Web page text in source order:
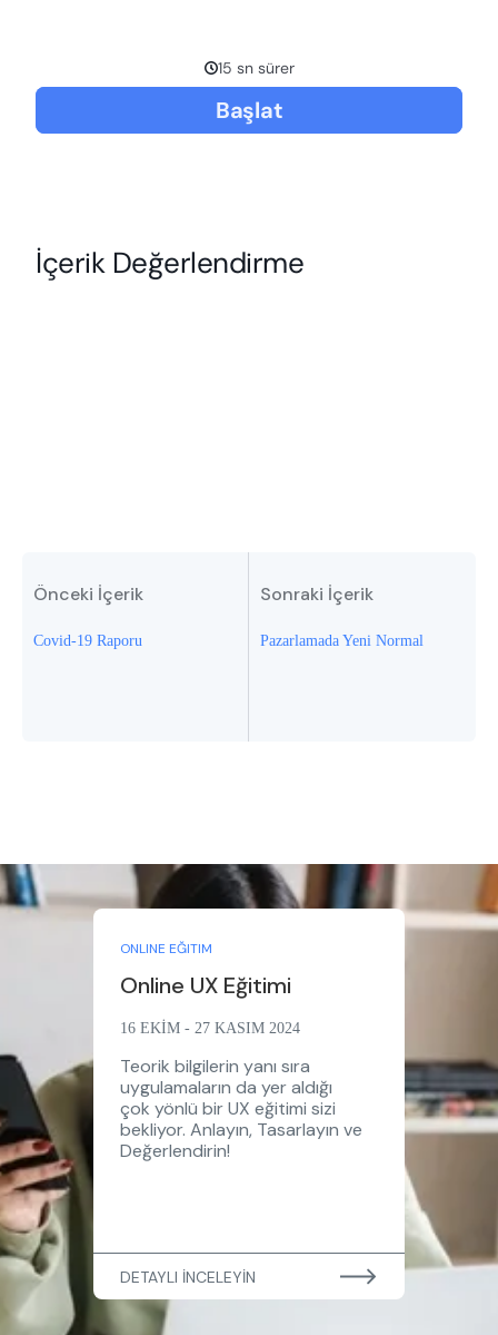
Önceki İçerik
Covid-19 Raporu
Sonraki İçerik
Pazarlamada Yeni Normal
ONLINE EĞITIM
Online UX Eğitimi
16 EKİM - 27 KASIM 2024
Teorik bilgilerin yanı sıra
uygulamaların da yer aldığı
çok yönlü bir UX eğitimi sizi
bekliyor. Anlayın, Tasarlayın ve
Değerlendirin!
DETAYLI İNCELEYİN